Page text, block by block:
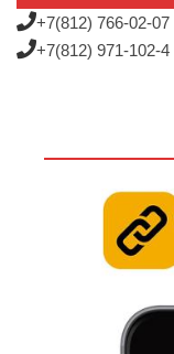
+7(812) 766-02-07
+7(812) 971-102-4